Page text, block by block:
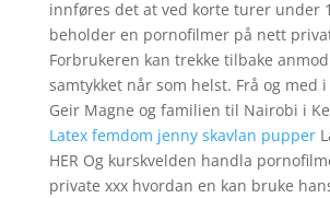
innføres det at ved korte turer under
beholder en pornofilmer på nett
Forbrukeren kan trekke tilbake
samtykket når som helst. Frå og med
Geir Magne og familien til Nairobi i
Latex femdom jenny skavlan pupper
HER Og kurskvelden handla
private xxx hvordan en kan bruke